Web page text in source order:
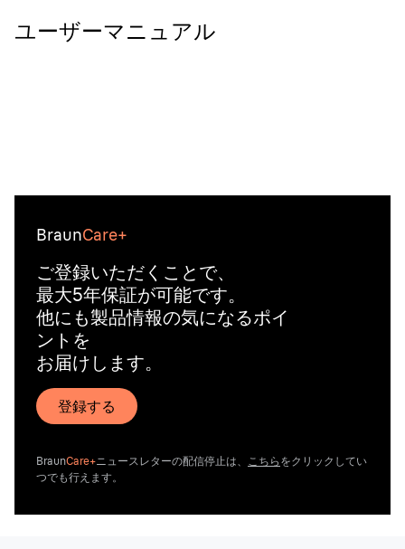
ユーザーマニュアル
BraunCare+
ご登録いただくことで、
最大5年保証が可能です。
他にも製品情報の気になるポイ
ントを
お届けします。
登録する
BraunCare+ニュースレターの配信停止は、 こちら をクリックしてい
つでも行えます。